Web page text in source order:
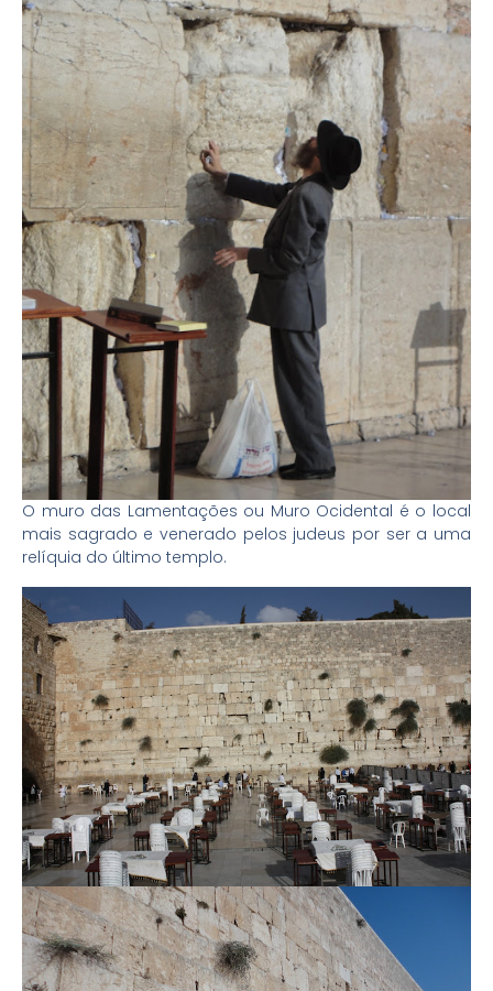
O muro das Lamentações ou Muro Ocidental é o local
mais sagrado e venerado pelos judeus por ser a uma
relíquia do último templo.